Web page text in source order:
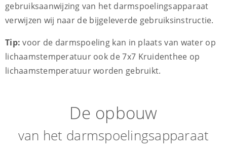
gebruiksaanwijzing van het darmspoelingsapparaat
verwijzen wij naar de bijgeleverde gebruiksinstructie.
Tip: voor de darmspoeling kan in plaats van water op
lichaamstemperatuur ook de 7x7 Kruidenthee op
lichaamstemperatuur worden gebruikt.
De opbouw
van het darmspoelingsapparaat